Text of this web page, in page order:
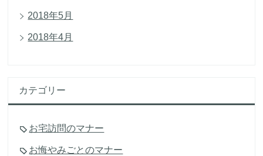
2018年5月
2018年4月
カテゴリー
お宅訪問のマナー
お悔やみごとのマナー